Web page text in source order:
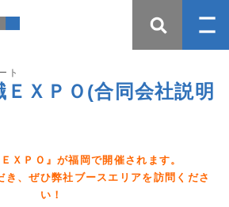
ト
ＸＰＯ(合同会社説明
ＸＰＯ』が福岡で開催されます。
き、ぜひ弊社ブースエリアを訪問くださ
い！